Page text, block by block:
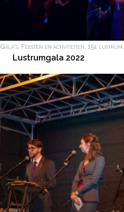
Gala's, Feesten en activiteiten, 15e lustrum
Lustrumgala 2022